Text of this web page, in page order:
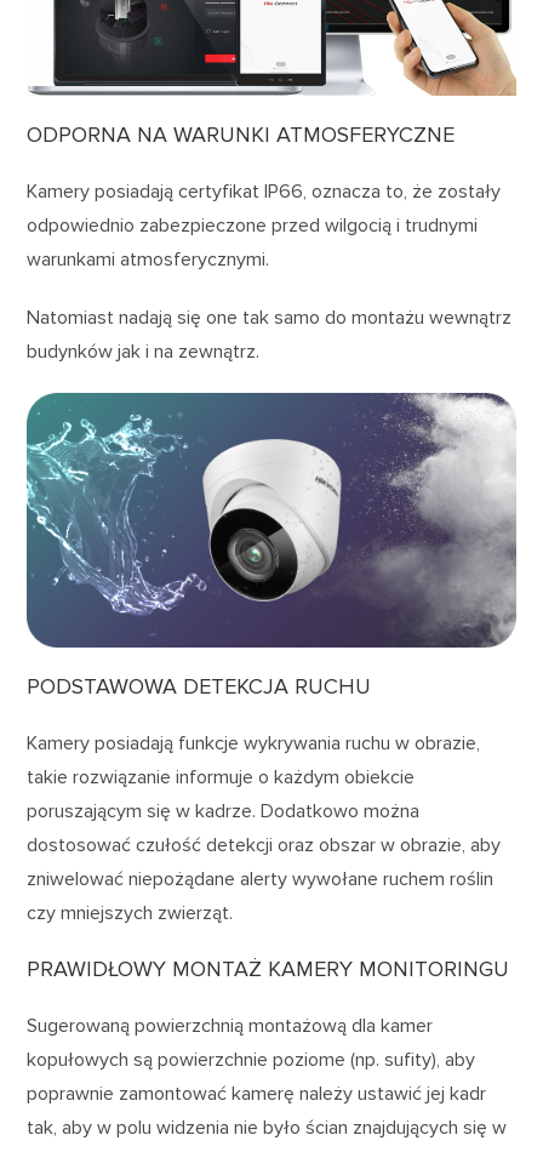
ODPORNA NA WARUNKI ATMOSFERYCZNE
Kamery posiadają certyfikat IP66, oznacza to, że zostały
odpowiednio zabezpieczone przed wilgocią i trudnymi
warunkami atmosferycznymi.
Natomiast nadają się one tak samo do montażu wewnątrz
budynków jak i na zewnątrz.
PODSTAWOWA DETEKCJA RUCHU
Kamery posiadają funkcje wykrywania ruchu w obrazie,
takie rozwiązanie informuje o każdym obiekcie
poruszającym się w kadrze. Dodatkowo można
dostosować czułość detekcji oraz obszar w obrazie, aby
zniwelować niepożądane alerty wywołane ruchem roślin
czy mniejszych zwierząt.
PRAWIDŁOWY MONTAŻ KAMERY MONITORINGU
Sugerowaną powierzchnią montażową dla kamer
kopułowych są powierzchnie poziome (np. sufity), aby
poprawnie zamontować kamerę należy ustawić jej kadr
tak, aby w polu widzenia nie było ścian znajdujących się w